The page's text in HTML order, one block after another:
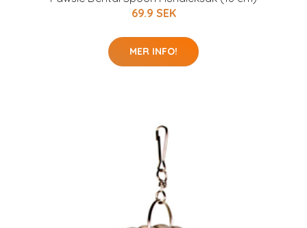
69.9 SEK
MER INFO!